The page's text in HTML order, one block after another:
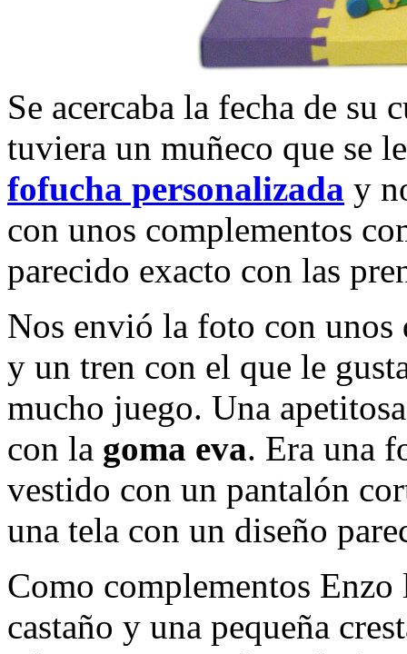
Se acercaba la fecha de su
tuviera un muñeco que se
fofucha personalizada y
con unos complementos
parecido exacto con las
Nos envió la foto con unos
y un tren con el que le
mucho juego. Una
con la goma eva. Era una
vestido con un pantalón
una tela con un diseño
Como complementos
castaño y una pequeña